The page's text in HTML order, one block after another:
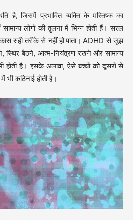
है, जिसमें प्रभावित व्यक्ति के मस्तिष्क का
लोगों की तुलना में भिन्न होती हैं। सरल
सही तरीके से नहीं हो पाता। ADHD से जूझ
स्थिर बैठने, आत्म-नियंत्रण रखने और सामान्य
होती है। इसके अलावा, ऐसे बच्चों को दूसरों से
कठिनाई होती है।